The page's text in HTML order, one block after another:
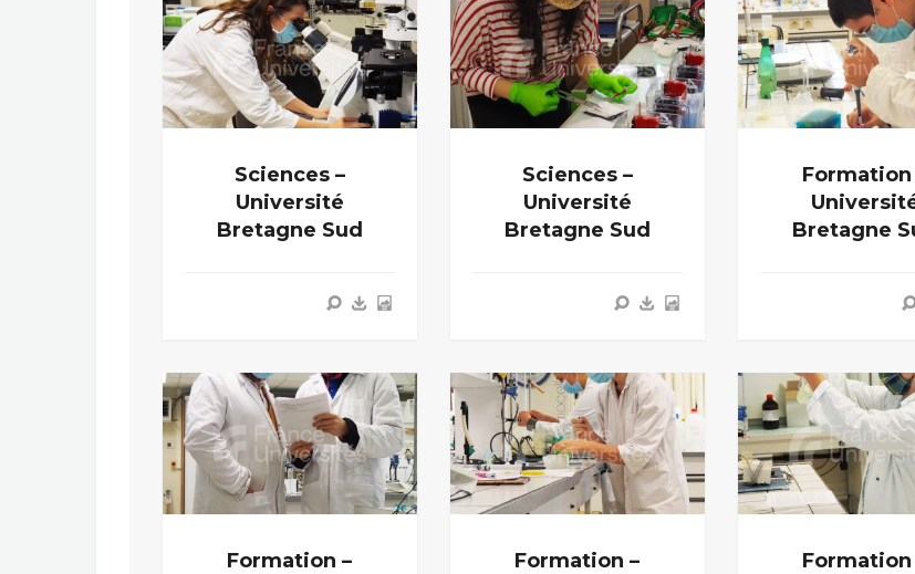
Sciences –
Université
Bretagne Sud
Sciences –
Université
Bretagne Sud
Formation
Bretagne
Formation –
Formation –
Formation